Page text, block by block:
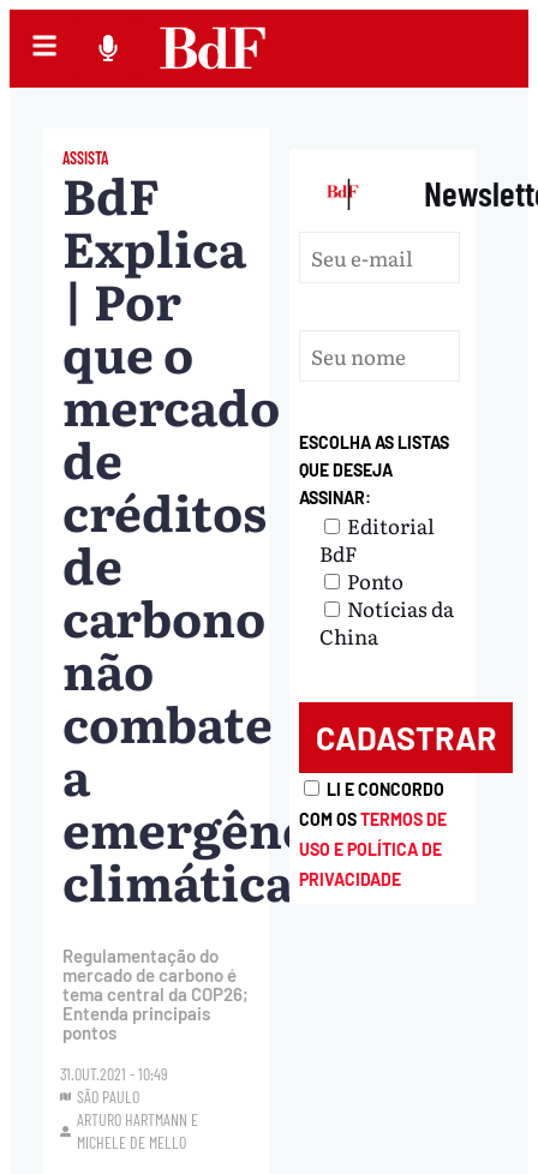
ASSISTA
BdF
Explica
| Por
que o
mercado
de
créditos
de
carbono
não
combate
a
emergência
climática
Regulamentação do
mercado de carbono é
tema central da COP26;
Entenda principais
pontos
31.OUT.2021 - 10:49
SÃO PAULO
ARTURO HARTMANN E
MICHELE DE MELLO
|
ESCOLHA AS LISTAS
QUE DESEJA
ASSINAR:
Editorial
BdF
Ponto
Notícias da
China
LI E CONCORDO
COM OSTERMOS DE
USO E POLÍTICA DE
PRIVACIDADE